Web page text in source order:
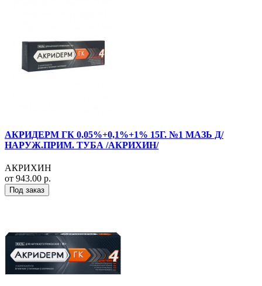
АКРИДЕРМ ГК 0,05%+0,1%+1% 15Г. №1 МАЗЬ Д/
НАРУЖ.ПРИМ. ТУБА /АКРИХИН/
АКРИХИН
от 943.00 р.
Под заказ